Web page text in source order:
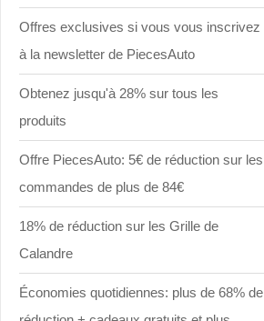
Offres exclusives si vous vous inscrivez
à la newsletter de PiecesAuto
Obtenez jusqu'à 28% sur tous les
produits
Offre PiecesAuto: 5€ de réduction sur les
commandes de plus de 84€
18% de réduction sur les Grille de
Calandre
Économies quotidiennes: plus de 68% de